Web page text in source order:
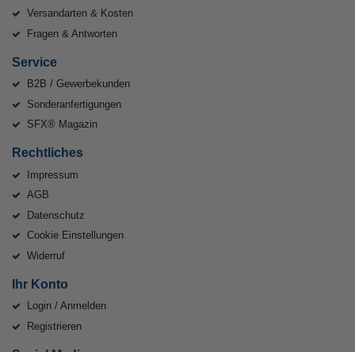
Versandarten & Kosten
Fragen & Antworten
Service
B2B / Gewerbekunden
Sonderanfertigungen
SFX® Magazin
Rechtliches
Impressum
AGB
Datenschutz
Cookie Einstellungen
Widerruf
Ihr Konto
Login / Anmelden
Registrieren